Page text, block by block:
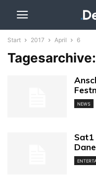
Start 2017 April 6
NEWS
Sat1